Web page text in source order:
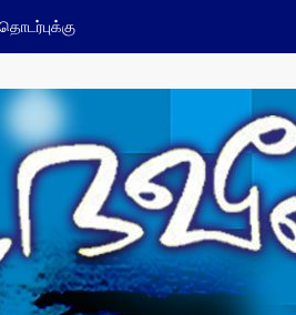
தொடர்புக்கு